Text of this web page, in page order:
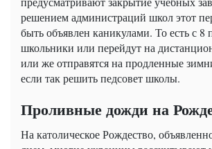
решением администраций школ этот
быть объявлен каникулами. То есть с 8
школьники или перейдут на
или же отправятся на продленные
если так решить педсовет школы.
Проливные дожди на
На католическое Рождество,